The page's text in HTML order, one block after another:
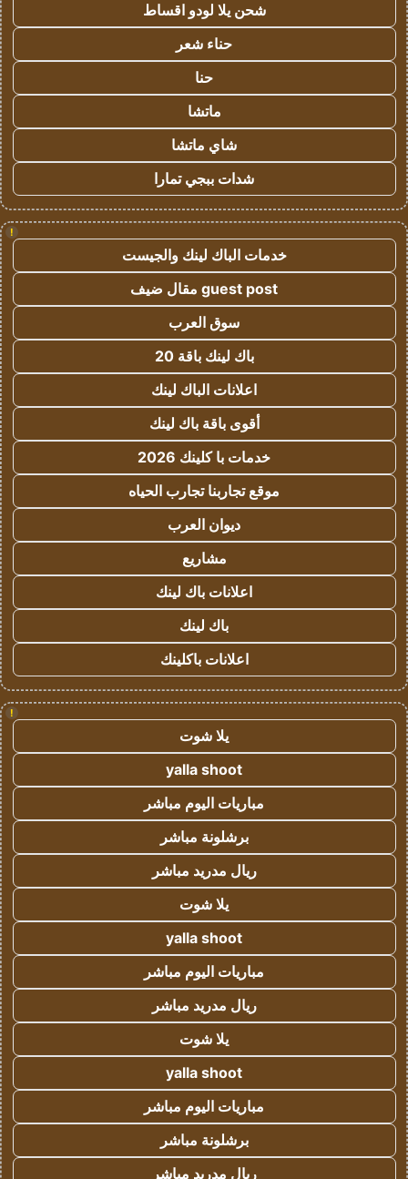
شحن يلا لودو اقساط
حناء شعر
حنا
ماتشا
شاي ماتشا
شدات ببجي تمارا
!
خدمات الباك لينك والجيست
guest post مقال ضيف
سوق العرب
باك لينك باقة 20
اعلانات الباك لينك
أقوى باقة باك لينك
خدمات با كلينك 2026
موقع تجاربنا تجارب الحياه
ديوان العرب
مشاريع
اعلانات باك لينك
باك لينك
اعلانات باكلينك
!
يلا شوت
yalla shoot
مباريات اليوم مباشر
برشلونة مباشر
ريال مدريد مباشر
يلا شوت
yalla shoot
مباريات اليوم مباشر
ريال مدريد مباشر
يلا شوت
yalla shoot
مباريات اليوم مباشر
برشلونة مباشر
ريال مدريد مباشر